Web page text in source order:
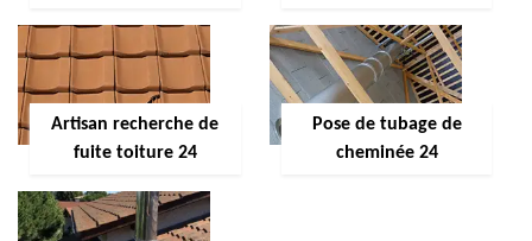
Artisan recherche de
fuite toiture 24
Pose de tubage de
cheminée 24